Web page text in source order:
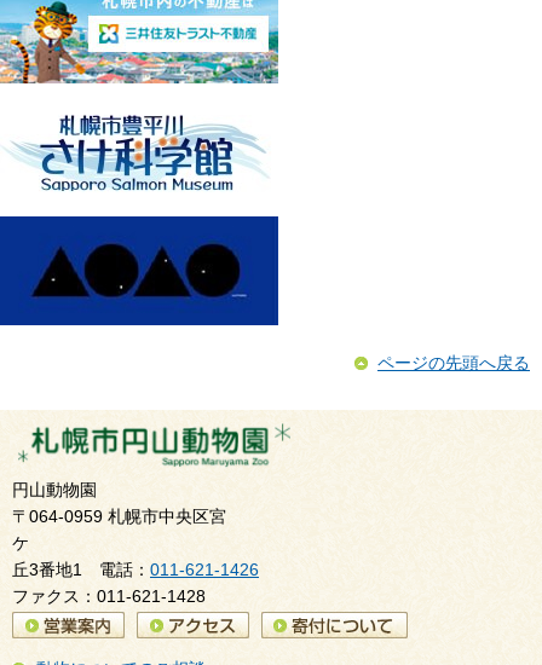
ページの先頭へ戻る
円山動物園
〒064-0959 札幌市中央区宮
ケ
丘3番地1 電話： 011-621-1426
ファクス：011-621-1428